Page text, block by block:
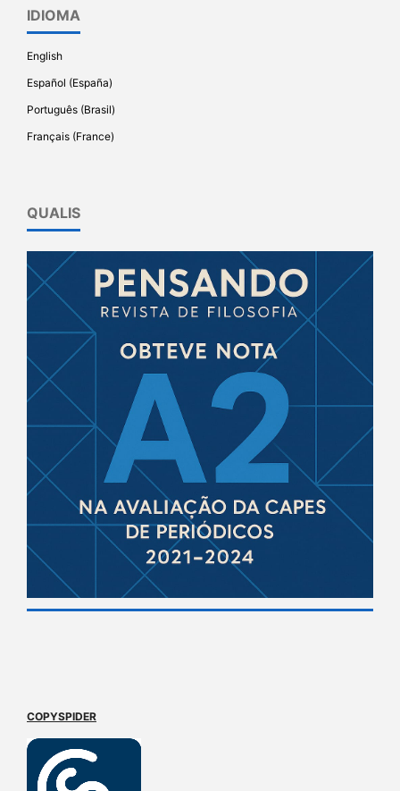
IDIOMA
English
Español (España)
Português (Brasil)
Français (France)
QUALIS
COPYSPIDER